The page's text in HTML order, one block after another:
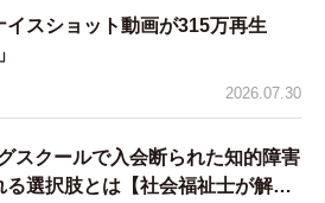
スショット動画が315万再生
2026.07.30
スクールで入会断られた知的障害
選択肢とは【社会福祉士が解